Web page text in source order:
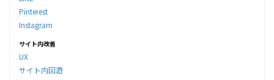
Pinterest
Instagram
サイト内改善
UX
サイト内回遊